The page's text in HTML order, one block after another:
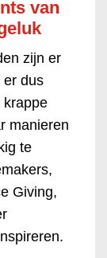
van
zijn er
er dus
krappe
manieren
te
Giving,